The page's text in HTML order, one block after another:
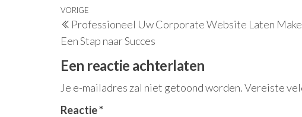
Berichtnavigatie
Vorig
bericht
VORIGE
Professioneel Uw Corporate Website Laten
Een Stap naar Succes
Een reactie achterlaten
Je e-mailadres zal niet getoond worden.Vereiste
Reactie*